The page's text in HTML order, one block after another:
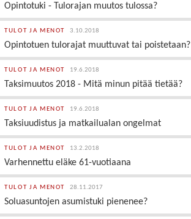
Opintotuki - Tulorajan muutos tulossa?
TULOT JA MENOT 3.10.2018
Opintotuen tulorajat muuttuvat tai poistetaan?
TULOT JA MENOT 19.6.2018
Taksimuutos 2018 - Mitä minun pitää tietää?
TULOT JA MENOT 19.6.2018
Taksiuudistus ja matkailualan ongelmat
TULOT JA MENOT 13.2.2018
Varhennettu eläke 61-vuotiaana
TULOT JA MENOT 28.11.2017
Soluasuntojen asumistuki pienenee?